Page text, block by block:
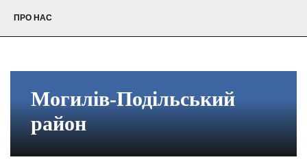
ПРО НАС
Могилів-Подільський
район